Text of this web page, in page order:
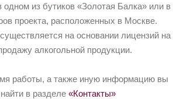
одном из бутиков «Золотая Балка» или в
проекта, расположенных в Москве.
на основании лицензий на
алкогольной продукции.
работы, а также иную информацию вы
в разделе «Контакты»